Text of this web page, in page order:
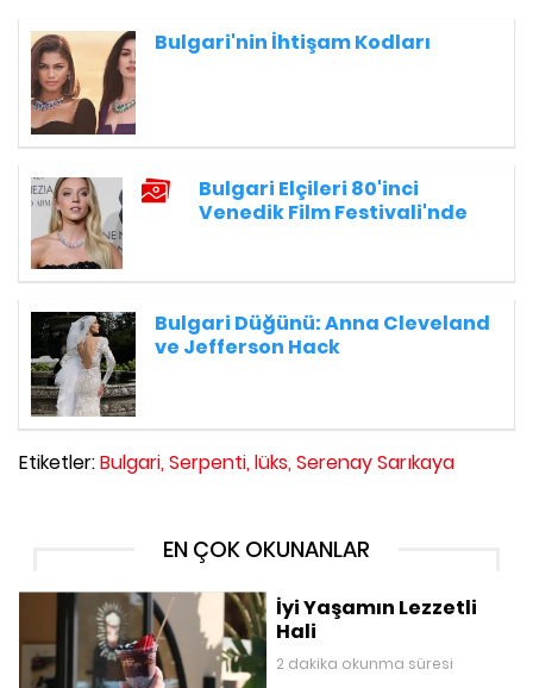
Bulgari'nin İhtişam Kodları
Bulgari Elçileri 80'inci
Venedik Film Festivali'nde
Bulgari Düğünü: Anna Cleveland
ve Jefferson Hack
Etiketler:Bulgari, Serpenti, lüks, Serenay Sarıkaya
EN ÇOK OKUNANLAR
İyi Yaşamın Lezzetli
Hali
2 dakika okunma süresi